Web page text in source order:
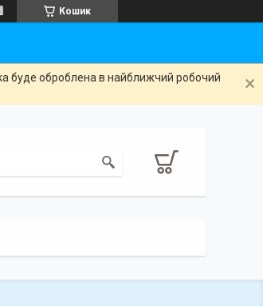
Кошик
буде оброблена в найближчий робочий